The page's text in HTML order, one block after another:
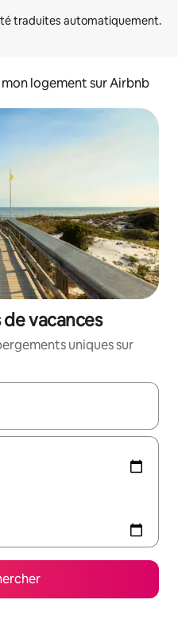
logement sur Airbnb
de vacances
uniques sur
utilisez les flèches vers le